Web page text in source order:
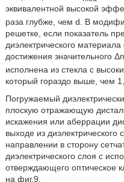
эквивалентной высокой
раза глубже, чем d. В
решетке, если показатель
диэлектрического
достижения значительного Δn
исполнена из стекла с
который гораздо выше, чем
Погружаемый
плоскую отражающую
искажения или аберрации
выходе из
направлении в сторону
диэлектрического слоя с
отверждающего оптическое
на фиг.9.